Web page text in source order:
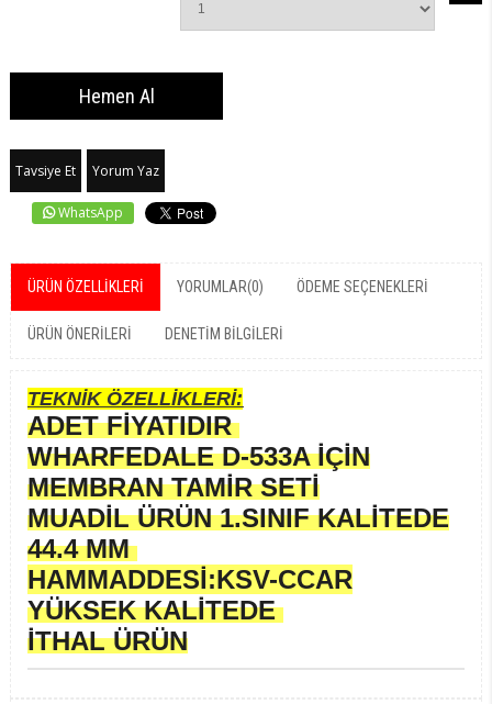
Tavsiye Et Yorum Yaz
WhatsApp
ÜRÜN ÖZELLIKLERI YORUMLAR(0) ÖDEME SEÇENEKLERI
ÜRÜN ÖNERILERI DENETIM BILGILERI
TEKNİK ÖZELLİKLERİ:
ADET FİYATIDIR
WHARFEDALE D-533A İÇİN
MEMBRAN TAMİR SETİ
MUADİL ÜRÜN 1.SINIF KALİTEDE
44.4 MM
HAMMADDESİ:KSV-CCAR
YÜKSEK KALİTEDE
İTHAL ÜRÜN